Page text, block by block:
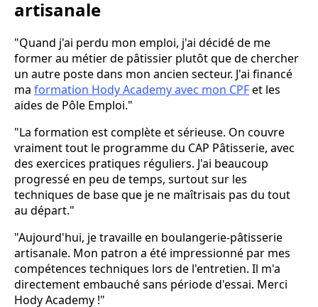
artisanale
"Quand j'ai perdu mon emploi, j'ai décidé de me
former au métier de pâtissier plutôt que de chercher
un autre poste dans mon ancien secteur. J'ai financé
ma formation Hody Academy avec mon CPFet les
aides de Pôle Emploi."
"La formation est complète et sérieuse. On couvre
vraiment tout le programme du CAP Pâtisserie, avec
des exercices pratiques réguliers. J'ai beaucoup
progressé en peu de temps, surtout sur les
techniques de base que je ne maîtrisais pas du tout
au départ."
"Aujourd'hui, je travaille en boulangerie-pâtisserie
artisanale. Mon patron a été impressionné par mes
compétences techniques lors de l'entretien. Il m'a
directement embauché sans période d'essai. Merci
Hody Academy !"